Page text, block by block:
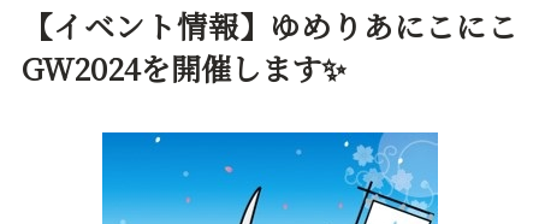
【イベント情報】ゆめりあにこにこ
GW2024を開催します✨